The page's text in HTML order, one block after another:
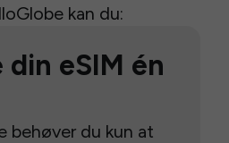
kan du:
eSIM én
behøver du kun at